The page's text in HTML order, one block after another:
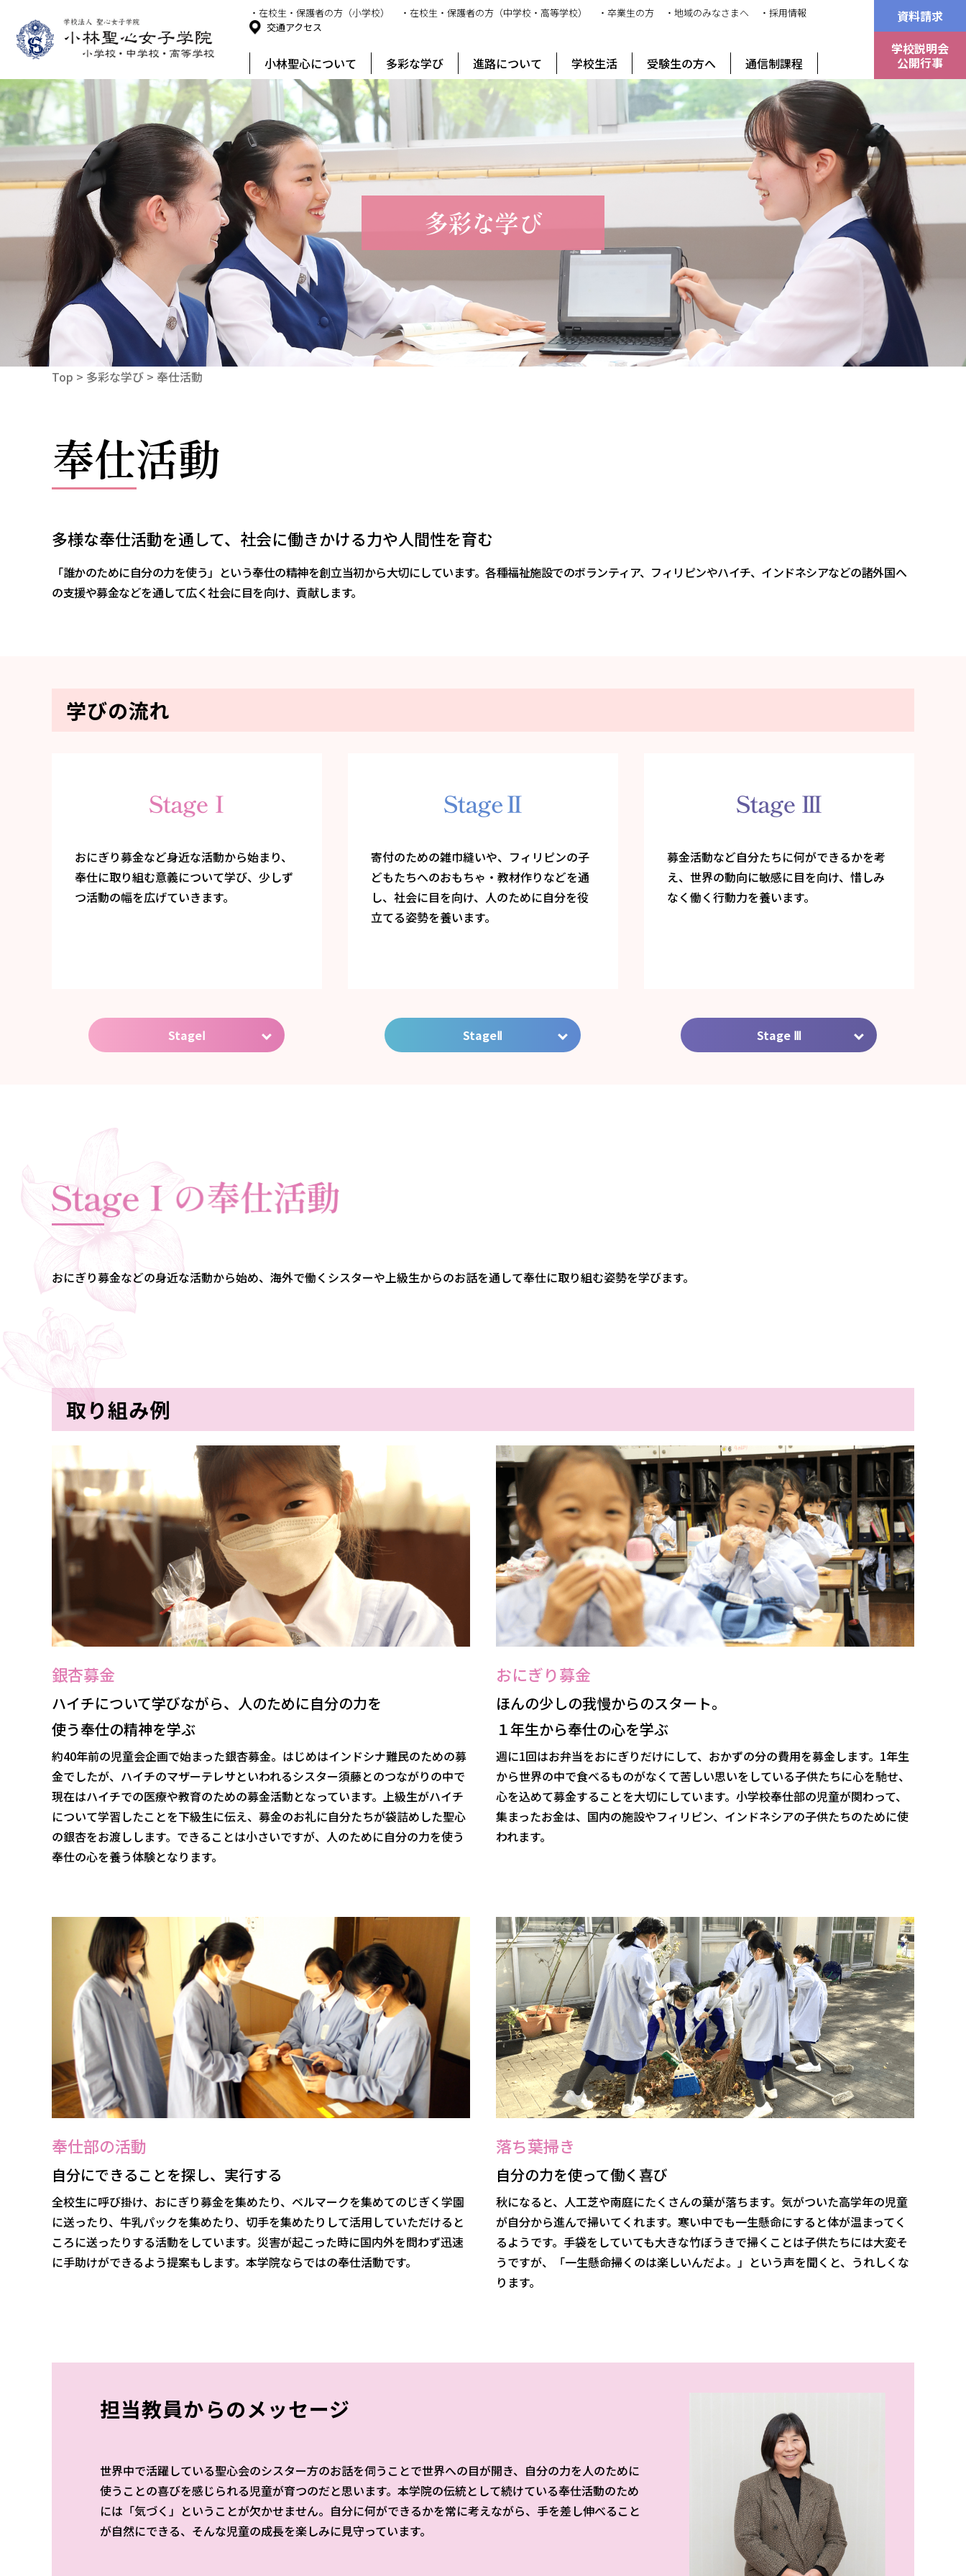
・在校生・保護者の方（小学校） ・在校生・保護者の方（中学校・高等学校） ・卒業生の方 ・地域のみなさまへ
・採用情報
交通アクセス
小林聖心について 多彩な学び 進路について 学校生活 受験生の方へ 通信制課程
資料請求
学校説明会
公開行事
多彩な学び
Top > 多彩な学び > 奉仕活動
奉仕活動
多様な奉仕活動を通して、社会に働きかける力や人間性を育む
「誰かのために自分の力を使う」という奉仕の精神を創立当初から大切にしています。各種福祉施設でのボランティア、フィリピンやハイチ、インドネシアなどの諸外国へ
の支援や募金などを通して広く社会に目を向け、貢献します。
学びの流れ
おにぎり募金など身近な活動から始まり、
奉仕に取り組む意義について学び、少しず
つ活動の幅を広げていきます。
StageⅠ
寄付のための雑巾縫いや、フィリピンの子
どもたちへのおもちゃ・教材作りなどを通
し、社会に目を向け、人のために自分を役
立てる姿勢を養います。
StageⅡ
募金活動など自分たちに何ができるかを考
え、世界の動向に敏感に目を向け、惜しみ
なく働く行動力を養います。
Stage Ⅲ
おにぎり募金などの身近な活動から始め、海外で働くシスターや上級生からのお話を通して奉仕に取り組む姿勢を学びます。
取り組み例
銀杏募金
ハイチについて学びながら、人のために自分の力を
使う奉仕の精神を学ぶ
約40年前の児童会企画で始まった銀杏募金。はじめはインドシナ難民のための募
金でしたが、ハイチのマザーテレサといわれるシスター須藤とのつながりの中で
現在はハイチでの医療や教育のための募金活動となっています。上級生がハイチ
について学習したことを下級生に伝え、募金のお礼に自分たちが袋詰めした聖心
の銀杏をお渡しします。できることは小さいですが、人のために自分の力を使う
奉仕の心を養う体験となります。
おにぎり募金
ほんの少しの我慢からのスタート。
１年生から奉仕の心を学ぶ
週に1回はお弁当をおにぎりだけにして、おかずの分の費用を募金します。1年生
から世界の中で食べるものがなくて苦しい思いをしている子供たちに心を馳せ、
心を込めて募金することを大切にしています。小学校奉仕部の児童が関わって、
集まったお金は、国内の施設やフィリピン、インドネシアの子供たちのために使
われます。
奉仕部の活動
自分にできることを探し、実行する
全校生に呼び掛け、おにぎり募金を集めたり、ベルマークを集めてのじぎく学園
に送ったり、牛乳パックを集めたり、切手を集めたりして活用していただけると
ころに送ったりする活動をしています。災害が起こった時に国内外を問わず迅速
に手助けができるよう提案もします。本学院ならではの奉仕活動です。
落ち葉掃き
自分の力を使って働く喜び
秋になると、人工芝や南庭にたくさんの葉が落ちます。気がついた高学年の児童
が自分から進んで掃いてくれます。寒い中でも一生懸命にすると体が温まってく
るようです。手袋をしていても大きな竹ぼうきで掃くことは子供たちには大変そ
うですが、「一生懸命掃くのは楽しいんだよ。」という声を聞くと、うれしくな
ります。
担当教員からのメッセージ
世界中で活躍している聖心会のシスター方のお話を伺うことで世界への目が開き、自分の力を人のために
使うことの喜びを感じられる児童が育つのだと思います。本学院の伝統として続けている奉仕活動のため
には「気づく」ということが欠かせません。自分に何ができるかを常に考えながら、手を差し伸べること
が自然にできる、そんな児童の成長を楽しみに見守っています。